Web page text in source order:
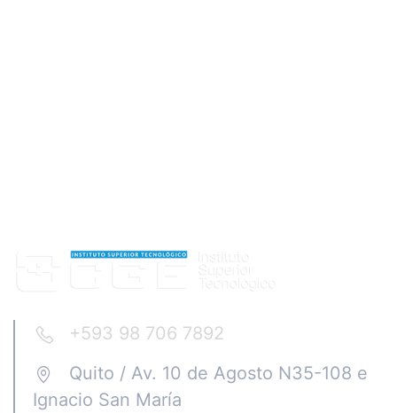
+593 98 706 7892
Quito / Av. 10 de Agosto N35-108 e
Ignacio San María